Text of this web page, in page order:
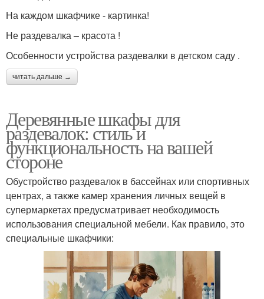
На каждом шкафчике - картинка!
Не раздевалка – красота !
Особенности устройства раздевалки в детском саду .
читать дальше →
Деревянные шкафы для
раздевалок: стиль и
функциональность на вашей
стороне
Обустройство раздевалок в бассейнах или спортивных
центрах, а также камер хранения личных вещей в
супермаркетах предусматривает необходимость
использования специальной мебели. Как правило, это
специальные шкафчики: